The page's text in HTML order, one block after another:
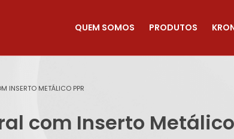
QUEM SOMOS PRODUTOS
INSERTO METÁLICO PPR
com Inserto Metálico